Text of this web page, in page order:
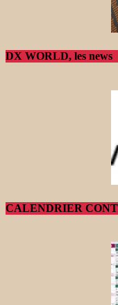
DX WORLD, les news
CALENDRIER